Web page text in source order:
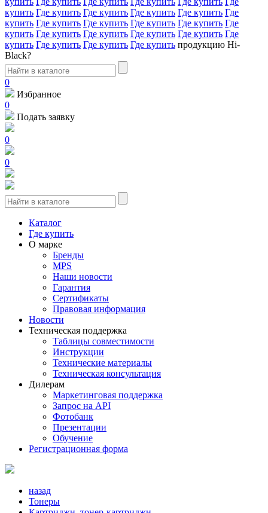
купить Где купить Где купить Где купить Где купить Где
купить Где купить Где купить Где купить Где купить Где
купить Где купить Где купить Где купить Где купить Где
купить Где купить Где купить Где купить продукцию Hi-
Black?
0
Избранное
0
Подать заявку
0
0
Каталог
Где купить
О марке
Бренды
MPS
Наши новости
Гарантия
Сертификаты
Правовая информация
Новости
Техническая поддержка
Таблицы совместимости
Инструкции
Технические материалы
Техническая консультация
Дилерам
Маркетинговая поддержка
Запрос на API
Фотобанк
Презентации
Обучение
Регистрационная форма
назад
Тонеры